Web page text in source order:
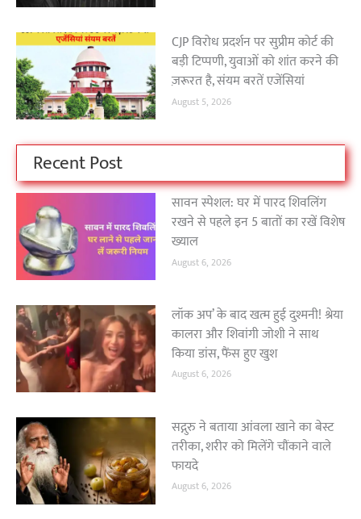
CJP विरोध प्रदर्शन पर सुप्रीम कोर्ट की
बड़ी टिप्पणी, युवाओं को शांत करने की
ज़रूरत है, संयम बरतें एजेंसियां
August 5, 2026
Recent Post
सावन स्पेशल: घर में पारद शिवलिंग
रखने से पहले इन 5 बातों का रखें विशेष
ख्याल
August 6, 2026
लॉक अप’ के बाद खत्म हुई दुश्मनी! श्रेया
कालरा और शिवांगी जोशी ने साथ
किया डांस, फैंस हुए खुश
August 6, 2026
सद्गुरु ने बताया आंवला खाने का बेस्ट
तरीका, शरीर को मिलेंगे चौंकाने वाले
फायदे
August 6, 2026